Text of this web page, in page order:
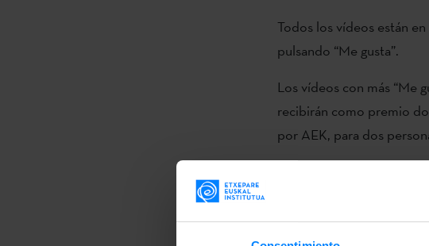
Todos los vídeos están
pulsando “Me gusta”.
Los vídeos con más “Me
recibirán como premio
por AEK, para dos
Vídeos más
AEK para dos